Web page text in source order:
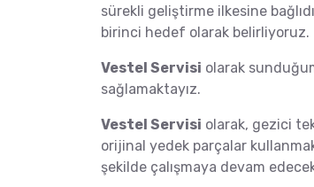
sürekli geliştirme ilkesine
birinci hedef olarak belirliyoruz.
Vestel Servisi olarak
sağlamaktayız.
Vestel Servisi olarak, gezici
orijinal yedek parçalar
şekilde çalışmaya devam